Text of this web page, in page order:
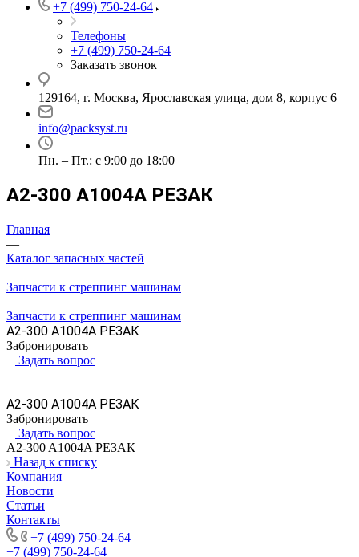
+7 (499) 750-24-64
Телефоны
+7 (499) 750-24-64
Заказать звонок
129164, г. Москва, Ярославская улица, дом 8, корпус 6
info@packsyst.ru
Пн. – Пт.: с 9:00 до 18:00
A2-300 A1004A РЕЗАК
Главная
—
Каталог запасных частей
—
Запчасти к стреппинг машинам
—
Запчасти к стреппинг машинам
A2-300 A1004A РЕЗАК
Забронировать
Задать вопрос
A2-300 A1004A РЕЗАК
Забронировать
Задать вопрос
A2-300 A1004A РЕЗАК
Назад к списку
Компания
Новости
Статьи
Контакты
+7 (499) 750-24-64
+7 (499) 750-24-64